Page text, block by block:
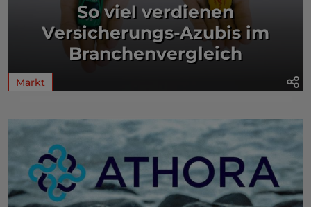
So viel verdienen
Versicherungs-Azubis im
Branchenvergleich
Markt